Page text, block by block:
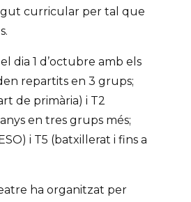
curricular per tal que
dia 1 d’octubre amb els
repartits en 3 grups;
de primària) i T2
anys en tres grups més;
i T5 (batxillerat i fins a
ha organitzat per